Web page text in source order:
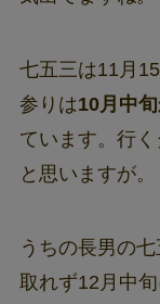
七五三は11月
参りは10月中
ています。行
と思いますが。
うちの長男の
取れず12月中